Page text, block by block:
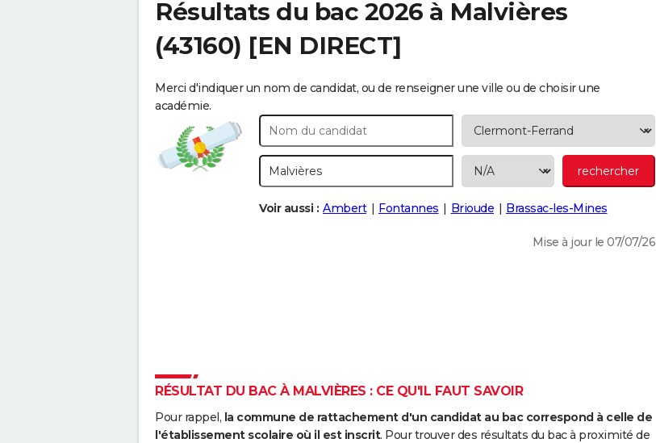
Résultats du bac 2026 à Malvières
(43160) [EN DIRECT]
Merci d'indiquer un nom de candidat, ou de renseigner une ville ou de choisir une
académie.
Voir aussi : Ambert Fontannes Brioude Brassac-les-Mines
Mise à jour le 07/07/26
RÉSULTAT DU BAC À MALVIÈRES : CE QU'IL FAUT SAVOIR
Pour rappel, la commune de rattachement d'un candidat au bac correspond à celle de
l'établissement scolaire où il est inscrit. Pour trouver des résultats du bac à proximité de